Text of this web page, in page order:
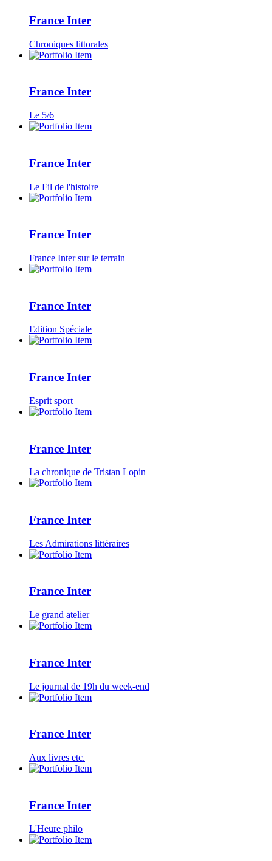
France Inter
Chroniques littorales
France Inter
Le 5/6
France Inter
Le Fil de l'histoire
France Inter
France Inter sur le terrain
France Inter
Edition Spéciale
France Inter
Esprit sport
France Inter
La chronique de Tristan Lopin
France Inter
Les Admirations littéraires
France Inter
Le grand atelier
France Inter
Le journal de 19h du week-end
France Inter
Aux livres etc.
France Inter
L'Heure philo